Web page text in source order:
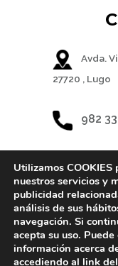
Avda.
27720 , Lugo
982
Utilizamos
nuestros servicios y
publicidad
análisis de sus
navegación. Si
acepta su uso.
información acerca
accediendo al link